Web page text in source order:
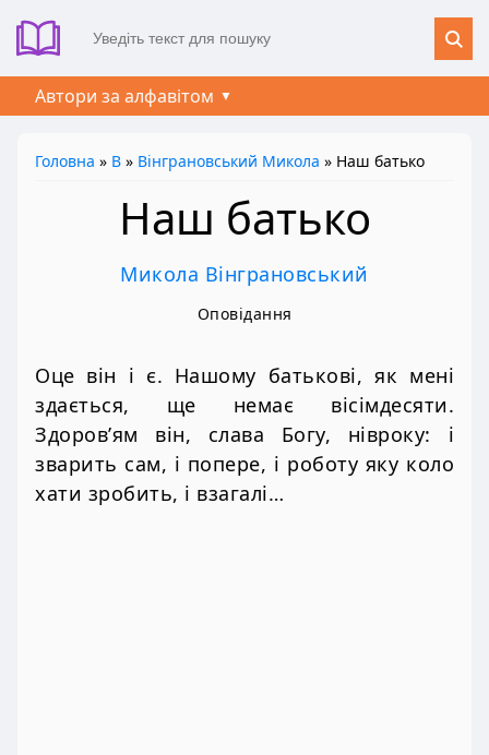
Автори за алфавітом
Головна » В » Вінграновський Микола » Наш батько
Наш батько
Микола Вінграновський
Оповідання
Оце він і є. Нашому батькові, як мені
здається, ще немає вісімдесяти.
Здоров’ям він, слава Богу, нівроку: і
зварить сам, і попере, і роботу яку коло
хати зробить, і взагалі…